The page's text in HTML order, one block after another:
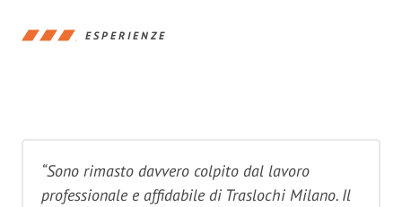
ESPERIENZE
“Sono rimasto davvero colpito dal lavoro
professionale e affidabile di Traslochi Milano. Il